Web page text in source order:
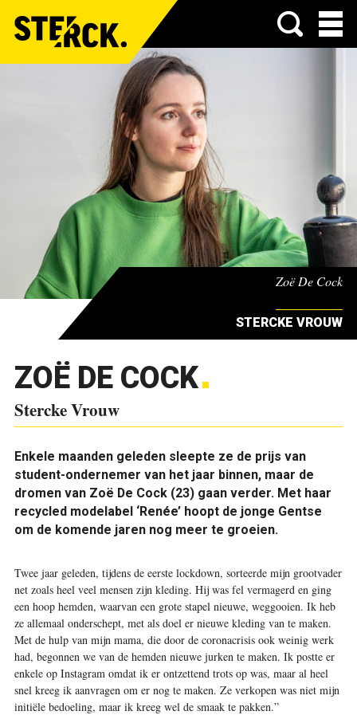
Menu
Zoë De Cock
STERCKE VROUW
ZOË DE COCK
Stercke Vrouw
Enkele maanden geleden sleepte ze de prijs van
student-ondernemer van het jaar binnen, maar de
dromen van Zoë De Cock (23) gaan verder. Met haar
recycled modelabel ‘Renée’ hoopt de jonge Gentse
om de komende jaren nog meer te groeien.
Twee jaar geleden, tijdens de eerste lockdown, sorteerde mijn grootvader
net zoals heel veel mensen zijn kleding. Hij was fel vermagerd en ging
een hoop hemden, waarvan een grote stapel nieuwe, weggooien. Ik heb
ze allemaal onderschept, met als doel er nieuwe kleding van te maken.
Met de hulp van mijn mama, die door de coronacrisis ook weinig werk
had, begonnen we van de hemden nieuwe jurken te maken. Ik postte er
enkele op Instagram omdat ik er ontzettend trots op was, maar al heel
snel kreeg ik aanvragen om er nog te maken. Ze verkopen was niet mijn
initiële bedoeling, maar ik kreeg wel de smaak te pakken.”